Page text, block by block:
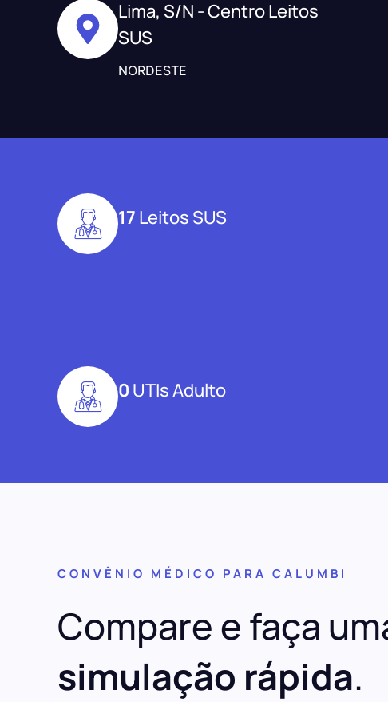
Lima, S/N - Centro Leitos
SUS
NORDESTE
17 Leitos SUS
0 UTIs Adulto
CONVÊNIO MÉDICO PARA CALUMBI
Compare e faça
simulação rápida.